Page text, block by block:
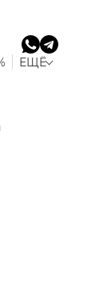
ЕЩЁ